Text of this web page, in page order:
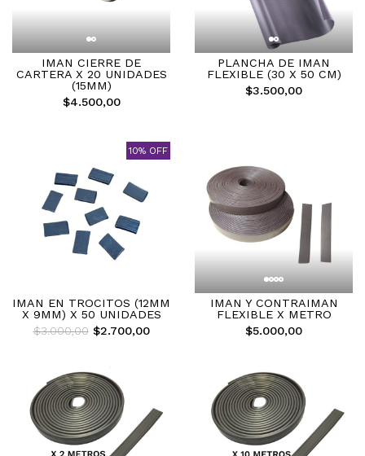
IMAN CIERRE DE
CARTERA X 20 UNIDADES
(15MM)
$4.500,00
PLANCHA DE IMAN
FLEXIBLE (30 X 50 CM)
$3.500,00
10% OFF
IMAN EN TROCITOS (12MM
X 9MM) X 50 UNIDADES
$3.000,00$2.700,00
IMAN Y CONTRAIMAN
FLEXIBLE X METRO
$5.000,00